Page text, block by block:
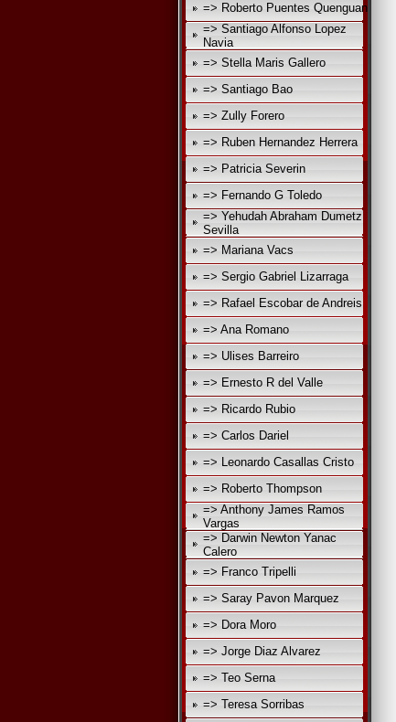
=> Roberto Puentes Quenguan
=> Santiago Alfonso Lopez
Navia
=> Stella Maris Gallero
=> Santiago Bao
=> Zully Forero
=> Ruben Hernandez Herrera
=> Patricia Severin
=> Fernando G Toledo
=> Yehudah Abraham Dumetz
Sevilla
=> Mariana Vacs
=> Sergio Gabriel Lizarraga
=> Rafael Escobar de Andreis
=> Ana Romano
=> Ulises Barreiro
=> Ernesto R del Valle
=> Ricardo Rubio
=> Carlos Dariel
=> Leonardo Casallas Cristo
=> Roberto Thompson
=> Anthony James Ramos
Vargas
=> Darwin Newton Yanac
Calero
=> Franco Tripelli
=> Saray Pavon Marquez
=> Dora Moro
=> Jorge Diaz Alvarez
=> Teo Serna
=> Teresa Sorribas